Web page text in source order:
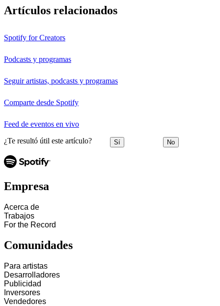
Artículos relacionados
Spotify for Creators
Podcasts y programas
Seguir artistas, podcasts y programas
Comparte desde Spotify
Feed de eventos en vivo
¿Te resultó útil este artículo? Sí No
Empresa
Acerca de
Trabajos
For the Record
Comunidades
Para artistas
Desarrolladores
Publicidad
Inversores
Vendedores